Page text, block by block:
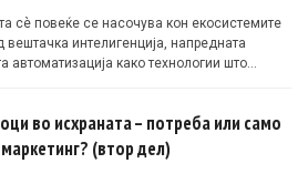
сè повеќе се насочува кон екосистемите
интелигенција, напредната
автоматизација како технологии што
во исхраната – потреба или само
(втор дел)